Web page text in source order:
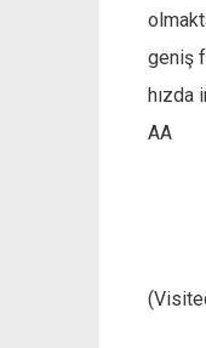
geniş
hızda
AA